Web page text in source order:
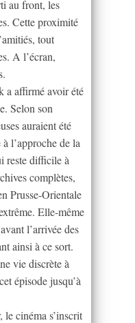
au front, les
Cette proximité
tout
A l’écran,
a affirmé avoir été
Selon son
auraient été
l’approche de la
reste difficile à
complètes,
Prusse-Orientale
Elle-même
l’arrivée des
ainsi à ce sort.
vie discrète à
épisode jusqu’à
le cinéma s’inscrit